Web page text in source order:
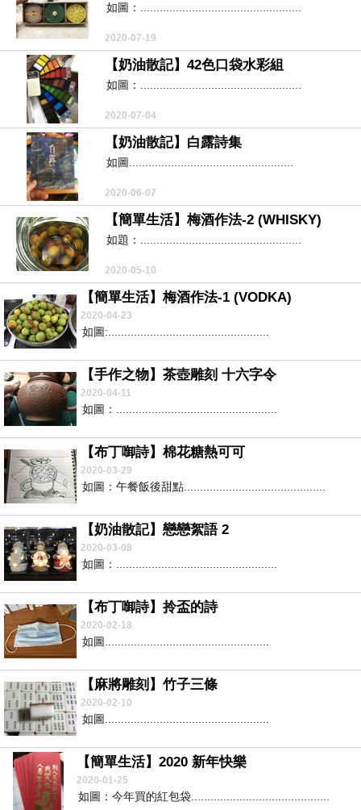
如圖：..................................................
2020-07-19
【奶油散記】42色口袋水彩組
如圖：..................................................
2020-07-04
【奶油散記】白露詩集
如圖...................................................
2020-06-07
【簡單生活】梅酒作法-2 (WHISKY)
如題：..................................................
2020-05-10
【簡單生活】梅酒作法-1 (VODKA)
2020-04-23
如圖:..................................................
【手作之物】茶壺雕刻 十六字令
2020-04-11
如圖：..................................................
【布丁啣詩】棉花糖熱可可
2020-03-29
如圖：午餐飯後甜點............................................
【奶油散記】戀戀絮語 2
2020-03-08
如圖：..................................................
【布丁啣詩】拎盃的詩
2020-02-18
如圖...................................................
【麻將雕刻】竹子三條
2020-02-10
如圖...................................................
【簡單生活】2020 新年快樂
2020-01-25
如圖：今年買的紅包袋...........................................